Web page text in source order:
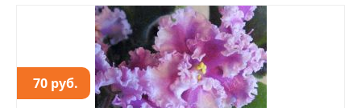
70 руб.